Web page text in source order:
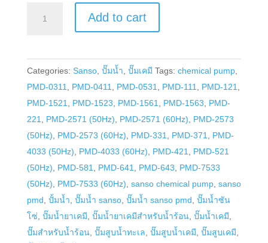
was:
฿7,000.00.
เคมี
และ
สูบ
น้ำ
ทะเล
Sanso
รุ่น
PMD-
371
ระบบ
ขับ
ดัน
Add to cart
Categories: Sanso, ปั๊มน้ำ ปั๊มเคมี Tags: chemical pump,
PMD-0311
PMD-0411 PMD-0531 PMD-111 PMD-121
PMD-1521
PMD-1523 PMD-1561 PMD-1563
PMD-
221
PMD-2571 (50Hz) PMD-2571 (60Hz)
PMD-2573
(50Hz)
PMD-2573 (60Hz) PMD-331 PMD-371
PMD-
4033 (50Hz)
PMD-4033 (60Hz) PMD-421
PMD-521
(50Hz)
PMD-581 PMD-641 PMD-643
PMD-7533
(50Hz)
PMD-7533 (60Hz) sanso chemical pump, sanso
pmd ปั้มน้ำ ปั๊มน้ำ sanso, ปั๊มน้ำ sanso pmd ปั๊มน้ำซัน
โซ่ ปั๊มน้ำยาเคมี ปั๊มน้ำยาเคมีสำหรับน้ำร้อน, ปั๊มน้ำเคมี
ปั๊มสำหรับน้ำร้อน, ปั๊มสูบน้ำทะเล ปั๊มสูบน้ำเคมี ปั๊มสูบเคมี